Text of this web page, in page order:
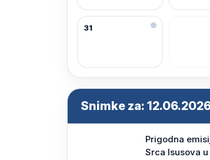
31
Snimke za:
Prigodna
Srca Isusova